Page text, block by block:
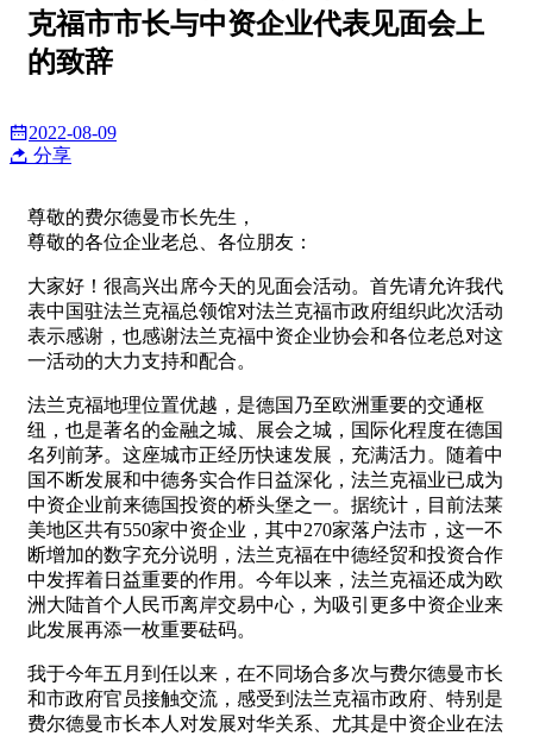
克福市市长与中资企业代表见面会上
的致辞
2022-08-09
分享
尊敬的费尔德曼市长先生，
尊敬的各位企业老总、各位朋友：
大家好！很高兴出席今天的见面会活动。首先请允许我代
表中国驻法兰克福总领馆对法兰克福市政府组织此次活动
表示感谢，也感谢法兰克福中资企业协会和各位老总对这
一活动的大力支持和配合。
法兰克福地理位置优越，是德国乃至欧洲重要的交通枢
纽，也是著名的金融之城、展会之城，国际化程度在德国
名列前茅。这座城市正经历快速发展，充满活力。随着中
国不断发展和中德务实合作日益深化，法兰克福业已成为
中资企业前来德国投资的桥头堡之一。据统计，目前法莱
美地区共有550家中资企业，其中270家落户法市，这一不
断增加的数字充分说明，法兰克福在中德经贸和投资合作
中发挥着日益重要的作用。今年以来，法兰克福还成为欧
洲大陆首个人民币离岸交易中心，为吸引更多中资企业来
此发展再添一枚重要砝码。
我于今年五月到任以来，在不同场合多次与费尔德曼市长
和市政府官员接触交流，感受到法兰克福市政府、特别是
费尔德曼市长本人对发展对华关系、尤其是中资企业在法